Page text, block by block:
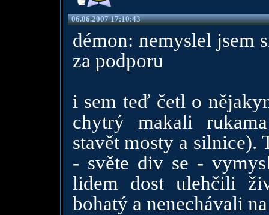
06.06.2007 17:10:43
démon: nemyslel jsem
za podporu
i sem teď četl o
chytrý makali
stavět mosty a silnice).
- světe div se -
lidem dost ulehčili
bohatý a nenechávali